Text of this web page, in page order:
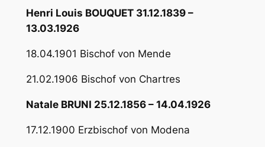
Henri Louis BOUQUET 31.12.1839 –
13.03.1926
18.04.1901 Bischof von Mende
21.02.1906 Bischof von Chartres
Natale BRUNI 25.12.1856 – 14.04.1926
17.12.1900 Erzbischof von Modena